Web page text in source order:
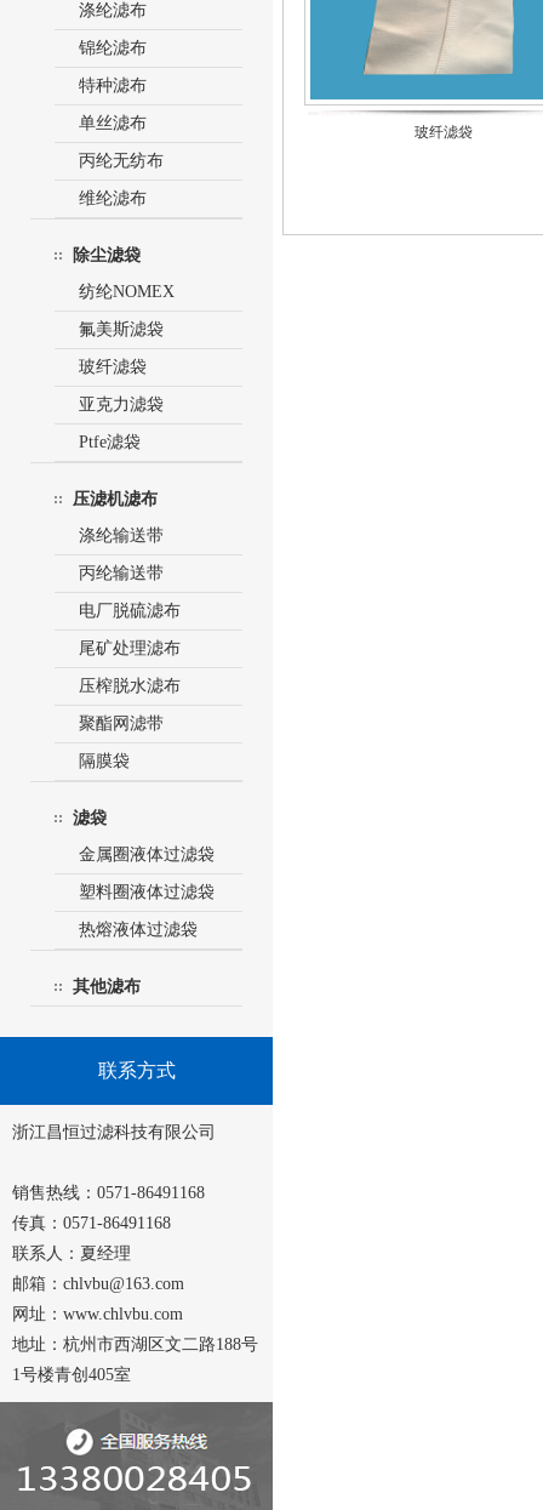
涤纶滤布
锦纶滤布
特种滤布
单丝滤布
丙纶无纺布
维纶滤布
除尘滤袋
纺纶NOMEX
氟美斯滤袋
玻纤滤袋
亚克力滤袋
Ptfe滤袋
压滤机滤布
涤纶输送带
丙纶输送带
电厂脱硫滤布
尾矿处理滤布
压榨脱水滤布
聚酯网滤带
隔膜袋
滤袋
金属圈液体过滤袋
塑料圈液体过滤袋
热熔液体过滤袋
其他滤布
联系方式
浙江昌恒过滤科技有限公司
销售热线：0571-86491168
传真：0571-86491168
联系人：夏经理
邮箱：chlvbu@163.com
网址：www.chlvbu.com
地址：杭州市西湖区文二路188号
1号楼青创405室
玻纤滤袋